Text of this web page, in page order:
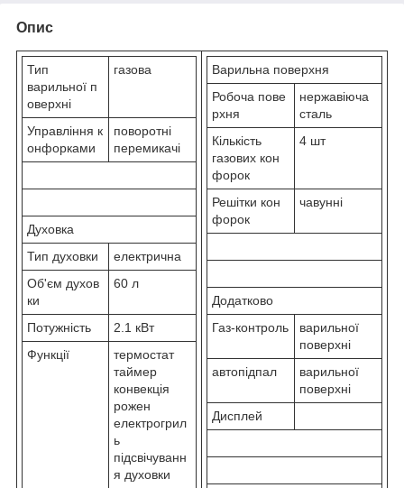
Опис
Тип
варильної п
оверхні
газова
Управління к
онфорками
поворотні
перемикачі
Духовка
Тип духовки
електрична
Об'єм духов
ки
60 л
Потужність
2.1 кВт
Функції
термостат
таймер
конвекція
рожен
електрогрил
ь
підсвічуванн
я духовки
Варильна поверхня
Робоча пове
рхня
нержавіюча
сталь
Кількість
газових кон
форок
4 шт
Решітки кон
форок
чавунні
Додатково
Газ-контроль
варильної
поверхні
автопідпал
варильної
поверхні
Дисплей